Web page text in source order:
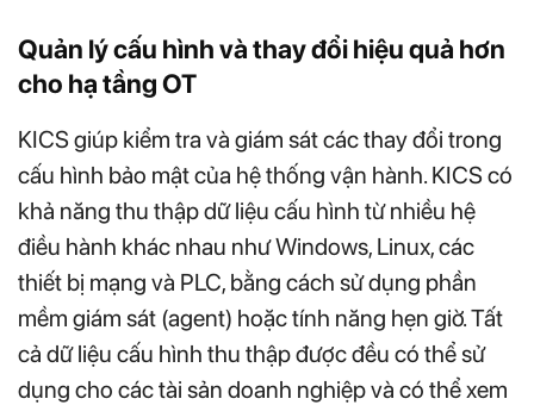
Quản lý cấu hình và thay đổi hiệu quả hơn
cho hạ tầng OT
KICS giúp kiểm tra và giám sát các thay đổi trong
cấu hình bảo mật của hệ thống vận hành. KICS có
khả năng thu thập dữ liệu cấu hình từ nhiều hệ
điều hành khác nhau như Windows, Linux, các
thiết bị mạng và PLC, bằng cách sử dụng phần
mềm giám sát (agent) hoặc tính năng hẹn giờ. Tất
cả dữ liệu cấu hình thu thập được đều có thể sử
dụng cho các tài sản doanh nghiệp và có thể xem